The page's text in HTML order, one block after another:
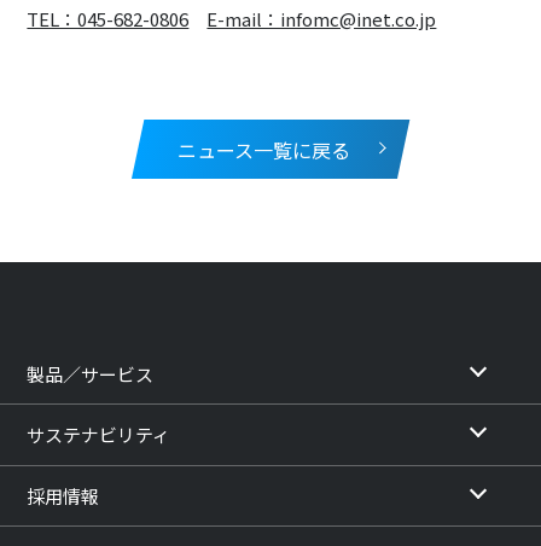
TEL：045-682-0806
E-mail：infomc@inet.co.jp
ニュース一覧に戻る
製品／サービス
サステナビリティ
採用情報